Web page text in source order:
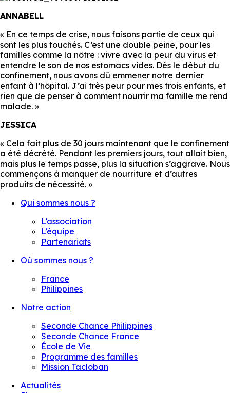
ANNABELL
« En ce temps de crise, nous faisons partie de ceux qui
sont les plus touchés. C’est une double peine, pour les
familles comme la nôtre : vivre avec la peur du virus et
entendre le son de nos estomacs vides. Dès le début du
confinement, nous avons dû emmener notre dernier
enfant à l’hôpital. J’ai très peur pour mes trois enfants, et
rien que de penser à comment nourrir ma famille me rend
malade. »
JESSICA
« Cela fait plus de 30 jours maintenant que le confinement
a été décrété. Pendant les premiers jours, tout allait bien,
mais plus le temps passe, plus la situation s’aggrave. Nous
commençons à manquer de nourriture et d’autres
produits de nécessité. »
Qui sommes nous ?
L’association
L’équipe
Partenariats
Où sommes nous ?
France
Philippines
Notre action
Seconde Chance Philippines
Seconde Chance France
École de Vie
Programme des familles
Mission Tacloban
Actualités